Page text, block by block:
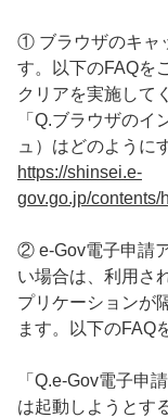
① ブラウザのキャ
す。以下のFAQを
クリアを実施して
「Q.ブラウザの
ュ）はどのように
https://shinsei.e-
gov.go.jp/contents/
② e-Gov電子申請
い場合は、利用さ
プリケーションが
ます。以下のFAQ
「Q.e-Gov電子申
は起動しようとす